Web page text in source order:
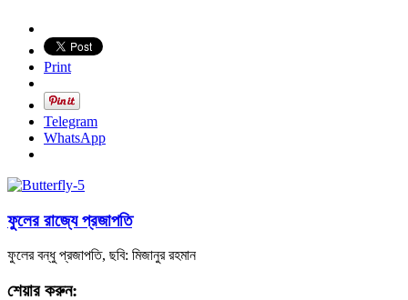
Print
Telegram
WhatsApp
ফুলের রাজ্যে প্রজাপতি
ফুলের বন্ধু প্রজাপতি, ছবি: মিজানুর রহমান
শেয়ার করুন: